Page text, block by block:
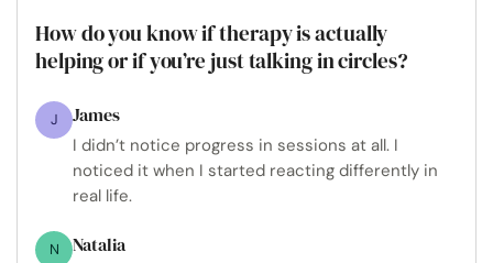
How do you know if therapy is actually
helping or if you’re just talking in circles?
J James
I didn’t notice progress in sessions at all. I
noticed it when I started reacting differently in
real life.
N Natalia